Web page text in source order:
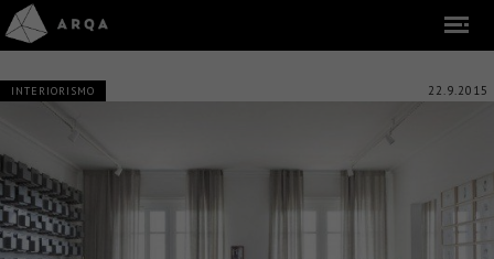
INTERIORISMO 22.9.2015